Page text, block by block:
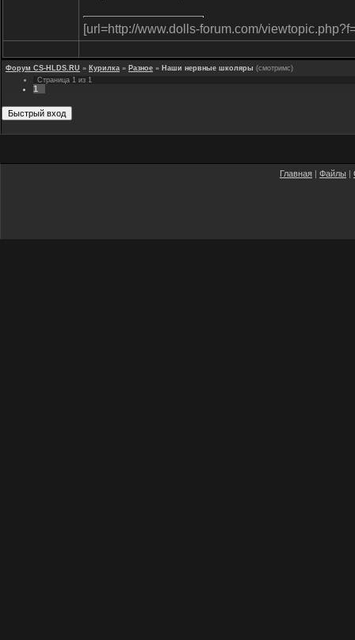
[url=http://www.dolls-forum.com/
Форум CS-HLDS.RU » Курилка » Разное » Наши нервные школяры (смотримс)
Страница 1 из 1
1
Главная | Файлы |